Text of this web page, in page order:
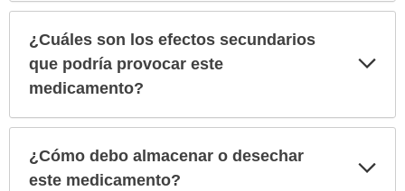
¿Cuáles son los efectos secundarios
que podría provocar este
medicamento?
¿Cómo debo almacenar o desechar
este medicamento?